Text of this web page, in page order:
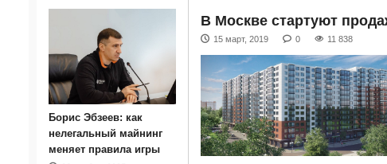
В Москве стартуют
15 март, 2019 0 11 838
Борис Эбзеев: как
нелегальный майнинг
меняет правила игры